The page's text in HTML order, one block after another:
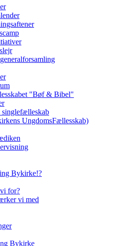
"Bøf & Bibel"
UngdomsFællesskab)
Bykirke!?
for?
vi med
Bykirke